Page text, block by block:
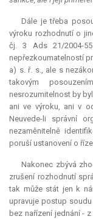
Dále je třeba
výroku rozhodnutí o
čj. 3 Ads 21/2004-
nepřezkoumatelností
a) s. ř. s., ale s
takovým
nesrozumitelnost by
ani ve výroku, ani v
Neuvede-li správní
nezaměnitelně
poruší ustanovení o
Nakonec zbývá
zrušení rozhodnutí
tak může stát jen k
upravuje postup
bez nařízení jednání -